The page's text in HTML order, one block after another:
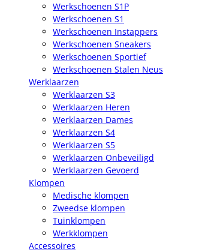
Werkschoenen S1P
Werkschoenen S1
Werkschoenen Instappers
Werkschoenen Sneakers
Werkschoenen Sportief
Werkschoenen Stalen Neus
Werklaarzen
Werklaarzen S3
Werklaarzen Heren
Werklaarzen Dames
Werklaarzen S4
Werklaarzen S5
Werklaarzen Onbeveiligd
Werklaarzen Gevoerd
Klompen
Medische klompen
Zweedse klompen
Tuinklompen
Werkklompen
Accessoires